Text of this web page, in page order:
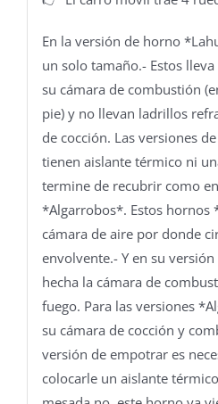
En la versión de horno
un solo tamaño.- Estos
su cámara de combustión
pie) y no llevan ladrillos
de cocción. Las versiones
tienen aislante térmico ni
termine de recubrir como
*Algarrobos*. Estos hornos
cámara de aire por donde
envolvente.- Y en su
hecha la cámara de
fuego. Para las versiones
su cámara de cocción y
versión de empotrar es
colocarle un aislante